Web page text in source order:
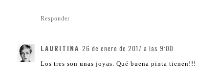
Responder
LAURITINA 26 de enero de 2017 a las 9:00
Los tres son unas joyas. Qué buena pinta tienen!!!